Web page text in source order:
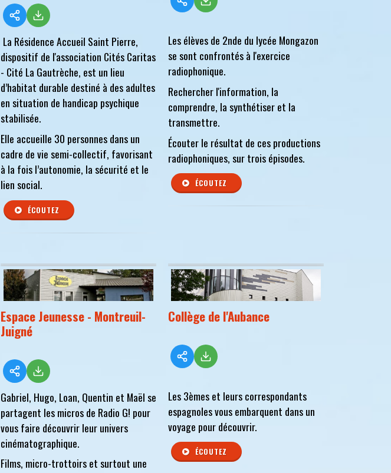
La Résidence Accueil Saint Pierre,
dispositif de l'association Cités Caritas
- Cité La Gautrèche, est un lieu
d’habitat durable destiné à des adultes
en situation de handicap psychique
stabilisée.
Elle accueille 30 personnes dans un
cadre de vie semi-collectif, favorisant
à la fois l’autonomie, la sécurité et le
lien social.
ÉCOUTEZ
Les élèves de 2nde du lycée Mongazon
se sont confrontés à l'exercice
radiophonique.
Rechercher l'information, la
comprendre, la synthétiser et la
transmettre.
Écouter le résultat de ces productions
radiophoniques, sur trois épisodes.
ÉCOUTEZ
Espace Jeunesse - Montreuil-
Juigné
Gabriel, Hugo, Loan, Quentin et Maël se
partagent les micros de Radio G! pour
vous faire découvrir leur univers
cinématographique.
Films, micro-trottoirs et surtout une
Collège de l'Aubance
Les 3èmes et leurs correspondants
espagnoles vous embarquent dans un
voyage pour découvrir.
ÉCOUTEZ